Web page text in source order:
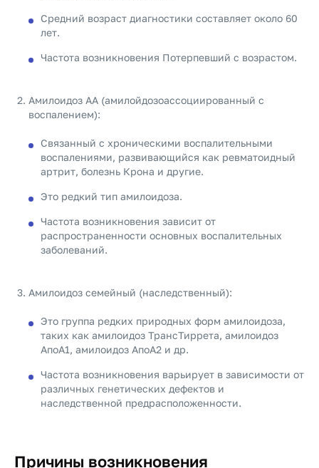
Средний возраст диагностики составляет около 60
лет.
Частота возникновения Потерпевший с возрастом.
Амилоидоз АА (амилойдозоассоциированный с
воспалением):
Связанный с хроническими воспалительными
воспалениями, развивающийся как ревматоидный
артрит, болезнь Крона и другие.
Это редкий тип амилоидоза.
Частота возникновения зависит от
распространенности основных воспалительных
заболеваний.
Амилоидоз семейный (наследственный):
Это группа редких природных форм амилоидоза,
таких как амилоидоз ТрансТиррета, амилоидоз
АпоА1, амилоидоз АпоА2 и др.
Частота возникновения варьирует в зависимости от
различных генетических дефектов и
наследственной предрасположенности.
Причины возникновения